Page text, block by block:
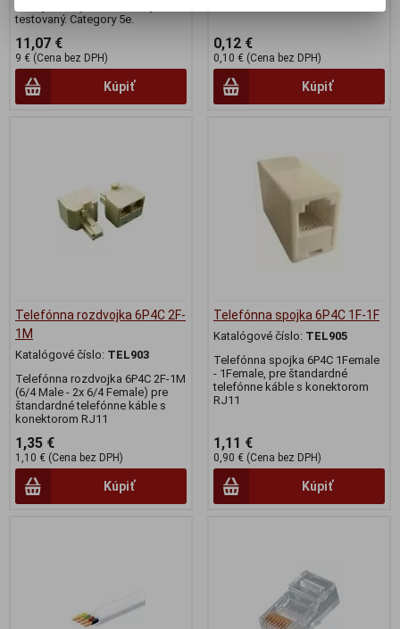
testovaný. Category 5e.
11,07 €
9 € (Cena bez DPH)
Kúpiť
0,12 €
0,10 € (Cena bez DPH)
Kúpiť
Telefónna rozdvojka 6P4C 2F-
1M
Katalógové číslo: TEL903
Telefónna rozdvojka 6P4C 2F-1M
(6/4 Male - 2x 6/4 Female) pre
štandardné telefónne káble s
konektorom RJ11
1,35 €
1,10 € (Cena bez DPH)
Kúpiť
Telefónna spojka 6P4C 1F-1F
Katalógové číslo: TEL905
Telefónna spojka 6P4C 1Female
- 1Female, pre štandardné
telefónne káble s konektorom
RJ11
1,11 €
0,90 € (Cena bez DPH)
Kúpiť